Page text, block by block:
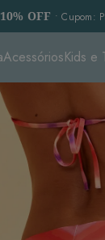
10% OFF • Cupom:
AcessóriosKids e